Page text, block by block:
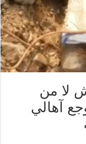
لا من
آهالي